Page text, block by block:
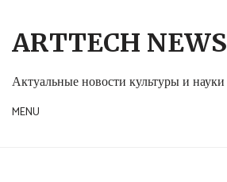
content
ARTTECH NEWS
Актуальные новости культуры и науки
MENU